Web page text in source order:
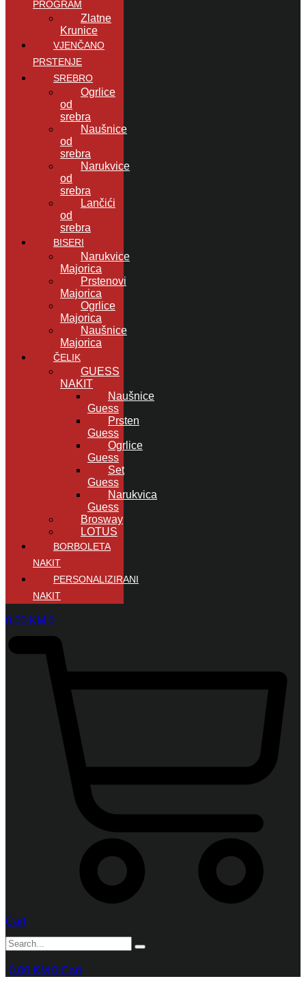
PROGRAM
Zlatne
Krunice
VJENČANO
PRSTENJE
SREBRO
Ogrlice
od
srebra
Naušnice
od
srebra
Narukvice
od
srebra
Lančići
od
srebra
BISERI
Narukvice
Majorica
Prstenovi
Majorica
Ogrlice
Majorica
Naušnice
Majorica
ČELIK
GUESS
NAKIT
Naušnice
Guess
Prsten
Guess
Ogrlice
Guess
Set
Guess
Narukvica
Guess
Brosway
LOTUS
BORBOLETA
NAKIT
PERSONALIZIRANI
NAKIT
0,00 KM 0
Cart
0,00 KM 0 Cart